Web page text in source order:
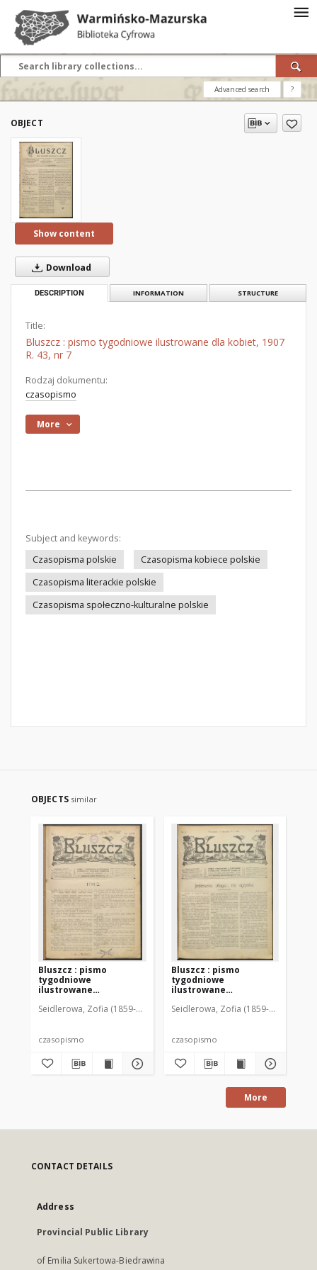
Advanced search ?
OBJECT
Show content
Download
DESCRIPTION INFORMATION STRUCTURE
Title:
Bluszcz : pismo tygodniowe ilustrowane dla kobiet, 1907
R. 43, nr 7
Rodzaj dokumentu:
czasopismo
More
Subject and keywords:
Czasopisma polskie
Czasopisma kobiece polskie
Czasopisma literackie polskie
Czasopisma społeczno-kulturalne polskie
OBJECTS similar
Bluszcz : pismo
tygodniowe
ilustrowane
kobiecym, 1912 R. 48, nr
Seidlerowa, Zofia (1859-1919). Red. i Wyd.
czasopismo
Bluszcz : pismo
tygodniowe
ilustrowane
kobiecym, 1912 R. 48, nr
Seidlerowa, Zofia (1859-1919). Red.
czasopismo
More
CONTACT DETAILS
Address
Provincial Public Library
of Emilia Sukertowa-Biedrawina